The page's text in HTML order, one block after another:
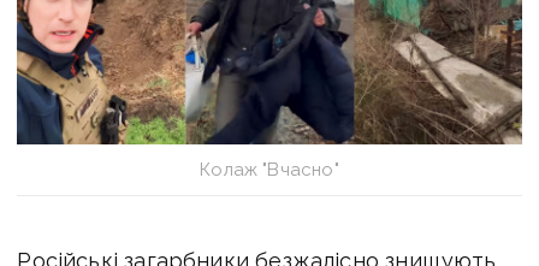
Колаж "Вчасно"
Російські загарбники безжалісно знищують